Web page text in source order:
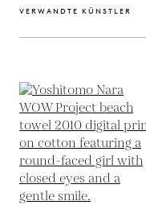
VERWANDTE KÜNSTLER